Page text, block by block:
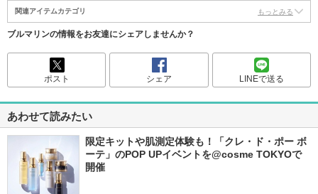
関連アイテムカテゴリ もっとみる
ブルマリンの情報をお友達にシェアしませんか？
ポスト シェア LINEで送る
あわせて読みたい
限定キットや肌測定体験も！「クレ・ド・ポー ボ
ーテ」のPOP UPイベントを@cosme TOKYOで
開催